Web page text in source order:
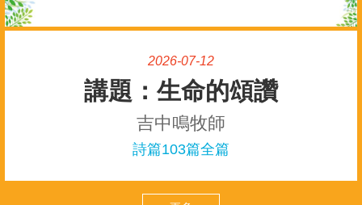
2026-07-12
生命的頌讚
吉中鳴牧師
詩篇103篇全篇